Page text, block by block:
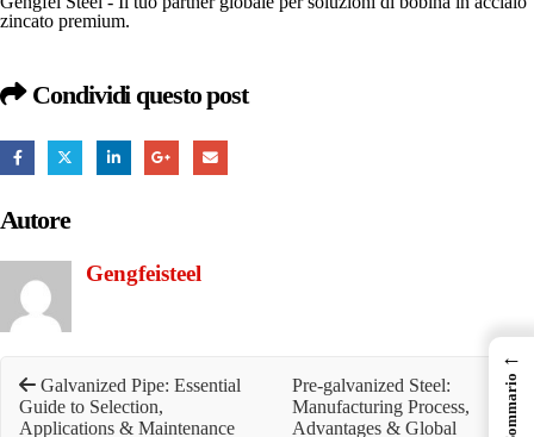
zincato premium.
Condividi questo post
Autore
Gengfeisteel
Galvanized Pipe: Essential
Guide to Selection,
Applications & Maintenance
Pre-galvanized Steel:
Manufacturing Process,
Advantages & Global
←
Sommario